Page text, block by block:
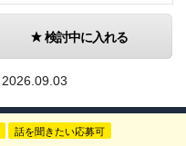
検討中に入れる
2026.09.03
話を聞きたい応募可